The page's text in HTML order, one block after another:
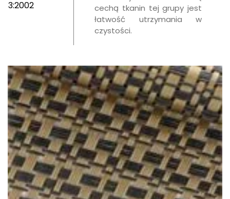
3:2002
cechą tkanin tej grupy jest
łatwość utrzymania w
czystości.